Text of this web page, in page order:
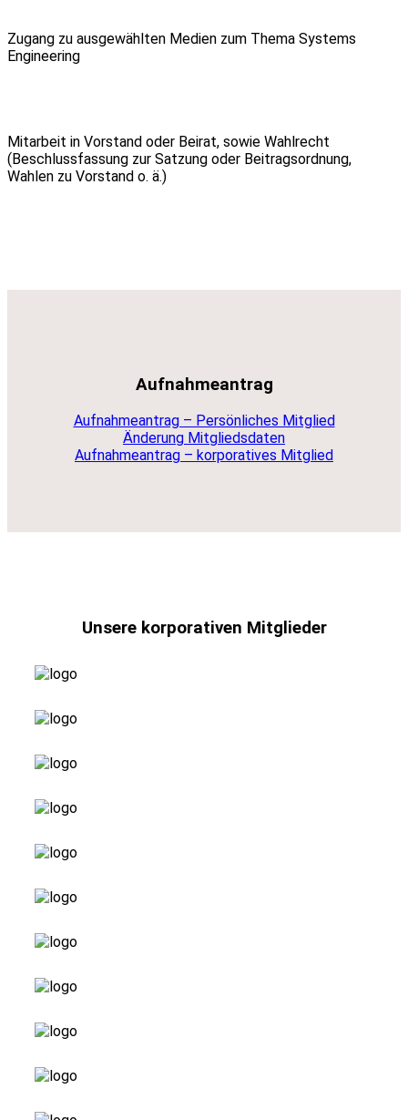
Zugang zu ausgewählten Medien zum Thema Systems
Engineering
Mitarbeit in Vorstand oder Beirat, sowie Wahlrecht
(Beschlussfassung zur Satzung oder Beitragsordnung,
Wahlen zu Vorstand o. ä.)
Aufnahmeantrag
Aufnahmeantrag – Persönliches Mitglied
Änderung Mitgliedsdaten
Aufnahmeantrag – korporatives Mitglied
Unsere korporativen Mitglieder